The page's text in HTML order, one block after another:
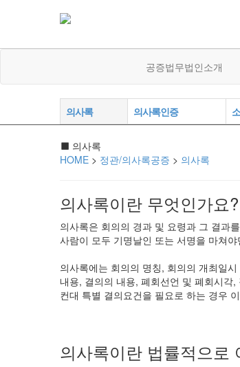
공증법무법인소개
의사록 의사록인증
의사록
HOME > 정관/의사록공증 > 의사록
의사록이란 무엇인가요?
의사록은 회의의 경과 및 요령과 그 결과
사람이 모두 기명날인 또는 서명을 마쳐
의사록에는 회의의 명칭, 회의의 개최일
내용, 결의의 내용, 폐회선언 및 폐회시각
컨대 특별 결의요건을 필요로 하는 경우
의사록이란 법률적으로